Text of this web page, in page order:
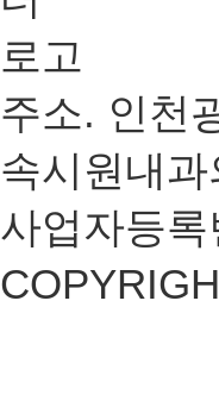
주소. 인천
속시원내
사업자등